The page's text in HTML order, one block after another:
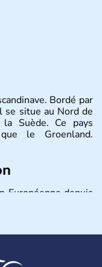
Bordé par
situe au Nord de
Suède. Ce pays
le Groenland.
Européenne depuis
Danois. Il possède